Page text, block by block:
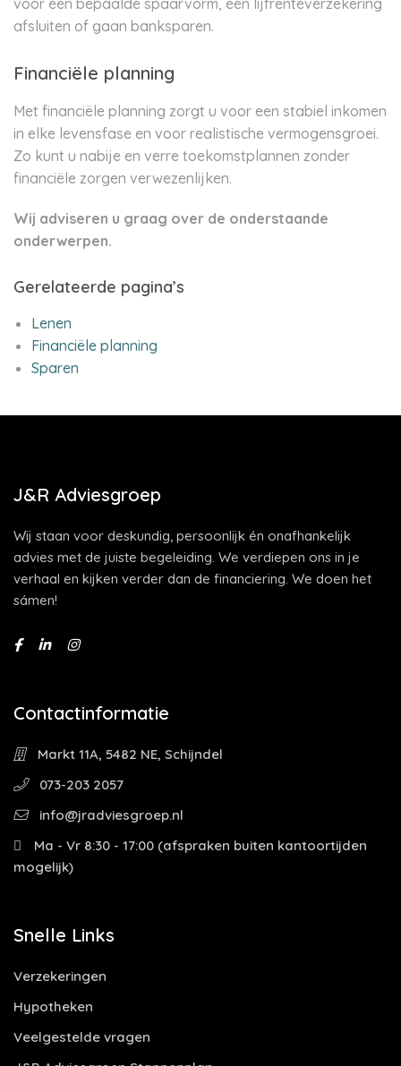
voor een bepaalde spaarvorm, een lijfrenteverzekering
afsluiten of gaan banksparen.
Financiële planning
Met financiële planning zorgt u voor een stabiel inkomen
in elke levensfase en voor realistische vermogensgroei.
Zo kunt u nabije en verre toekomstplannen zonder
financiële zorgen verwezenlijken.
Wij adviseren u graag over de onderstaande
onderwerpen.
Gerelateerde pagina’s
Lenen
Financiële planning
Sparen
J&R Adviesgroep
Wij staan voor deskundig, persoonlijk én onafhankelijk
advies met de juiste begeleiding. We verdiepen ons in je
verhaal en kijken verder dan de financiering. We doen het
sámen!
Contactinformatie
Markt 11A, 5482 NE, Schijndel
073-203 2057
info@jradviesgroep.nl
Ma - Vr 8:30 - 17:00 (afspraken buiten kantoortijden
mogelijk)
Snelle Links
Verzekeringen
Hypotheken
Veelgestelde vragen